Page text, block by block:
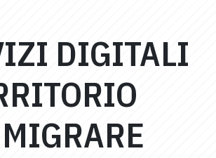
DIGITALI